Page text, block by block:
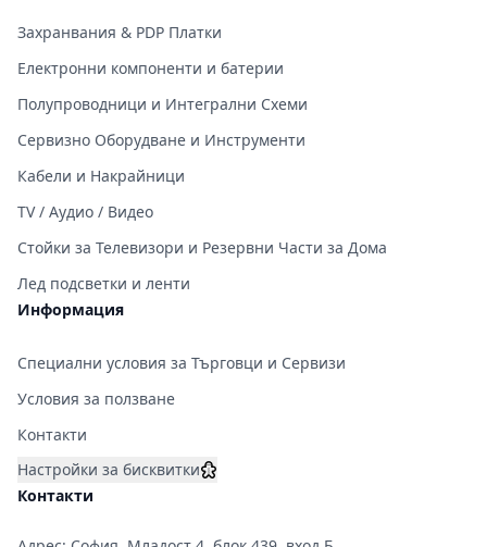
Захранвания & PDP Платки
Електронни компоненти и батерии
Полупроводници и Интегрални Схеми
Сервизно Оборудване и Инструменти
Кабели и Накрайници
TV / Аудио / Видео
Стойки за Телевизори и Резервни Части за Дома
Лед подсветки и ленти
Информация
Специални условия за Търговци и Сервизи
Условия за ползване
Контакти
Настройки за бисквитки
Контакти